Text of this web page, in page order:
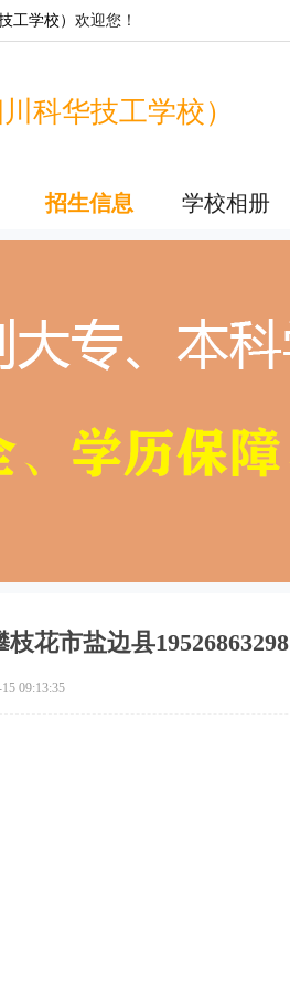
工学校） 欢迎您！
科华技工学校）
招生信息 学校相册
花市盐边县19526863298
09:13:35